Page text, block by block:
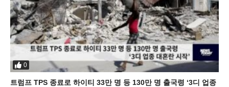
0
트럼프 TPS 종료로 하이티 33만 명 등 130만 명 출국령 ‘3디 업종